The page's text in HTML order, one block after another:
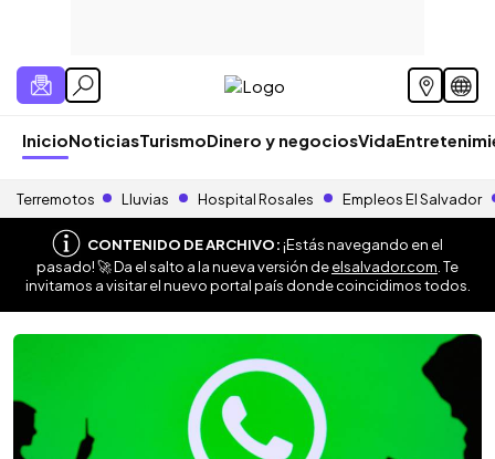
InicioNoticiasTurismoDinero y negociosVida
Terremotos Lluvias Hospital Rosales Empleos El Salvador
CONTENIDO DE ARCHIVO:¡Estás navegando en el
pasado! 🚀 Da el salto a la nueva versión deelsalvador.com . Te
invitamos a visitar el nuevo portal país donde coincidimos todos.